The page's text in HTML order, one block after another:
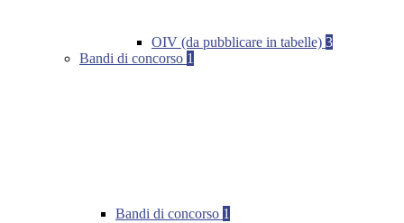
OIV (da pubblicare in tabelle) 3
Bandi di concorso 1
Bandi di concorso 1